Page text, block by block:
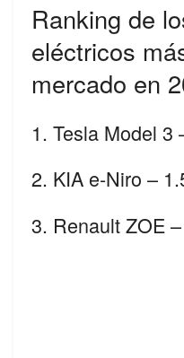
Ranking de
eléctricos
mercado en
1. Tesla Model 3
2. KIA e-Niro –
3. Renault ZOE